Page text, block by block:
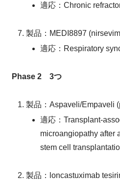
適応：Chronic
製品：MEDI8897
適応：Respiratory
Phase 2 3つ
製品：Aspaveli/Empaveli
適応：Transplant-
microangiopathy after
stem cell
製品：loncastuximab